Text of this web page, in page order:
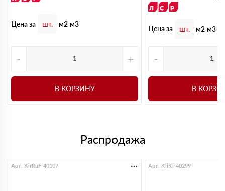
Цена за шт. м2 м3
- +
В КОРЗИНУ
Цена за шт. м2 м3
-
В
Распродажа
Арт. KirRuF-40107 Арт. KliKi-40299